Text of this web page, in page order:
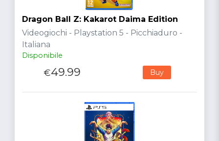
Dragon Ball Z: Kakarot Daima Edition
Videogiochi - Playstation 5 - Picchiaduro -
Italiana
Disponibile
€49.99 Buy